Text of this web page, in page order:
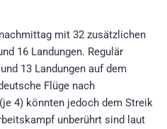
mit 32 zusätzlichen
16 Landungen. Regulär
13 Landungen auf dem
Flüge nach
4) könnten jedoch dem Streik
unberührt sind laut